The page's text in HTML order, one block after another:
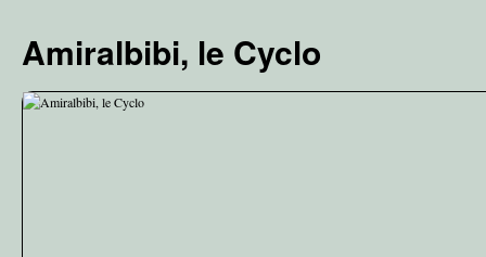
contenu
Amiralbibi, le Cyclo